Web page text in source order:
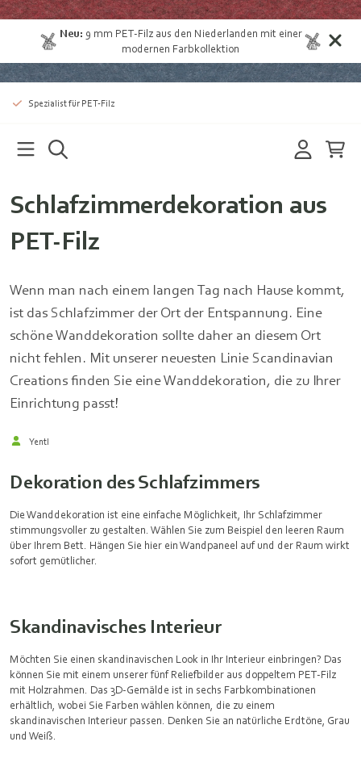
Neu: 9 mm PET-Filz aus den Niederlanden mit einer
modernen Farbkollektion
Spezialist für PET-Filz
Schlafzimmerdekoration aus
PET-Filz
Wenn man nach einem langen Tag nach Hause kommt,
ist das Schlafzimmer der Ort der Entspannung. Eine
schöne Wanddekoration sollte daher an diesem Ort
nicht fehlen. Mit unserer neuesten Linie Scandinavian
Creations finden Sie eine Wanddekoration, die zu Ihrer
Einrichtung passt!
Yentl
Dekoration des Schlafzimmers
Die Wanddekoration ist eine einfache Möglichkeit, Ihr Schlafzimmer
stimmungsvoller zu gestalten. Wählen Sie zum Beispiel den leeren Raum
über Ihrem Bett. Hängen Sie hier ein Wandpaneel auf und der Raum wirkt
sofort gemütlicher.
Skandinavisches Interieur
Möchten Sie einen skandinavischen Look in Ihr Interieur einbringen? Das
können Sie mit einem unserer fünf Reliefbilder aus doppeltem PET-Filz
mit Holzrahmen. Das 3D-Gemälde ist in sechs Farbkombinationen
erhältlich, wobei Sie Farben wählen können, die zu einem
skandinavischen Interieur passen. Denken Sie an natürliche Erdtöne, Grau
und Weiß.